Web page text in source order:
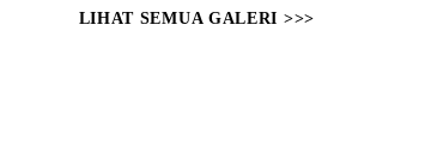
LIHAT SEMUA GALERI >>>